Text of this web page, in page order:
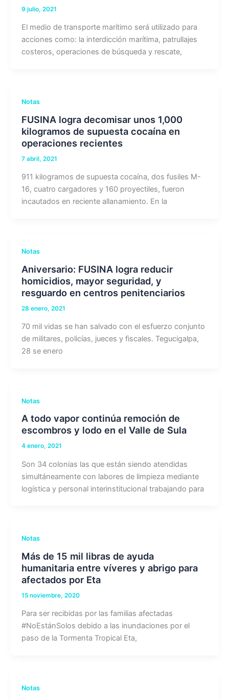
9 julio, 2021
El medio de transporte marítimo será utilizado para
acciones como: la interdicción marítima, patrullajes
costeros, operaciones de búsqueda y rescate,
Notas
FUSINA logra decomisar unos 1,000
kilogramos de supuesta cocaína en
operaciones recientes
7 abril, 2021
911 kilogramos de supuesta cocaína, dos fusiles M-
16, cuatro cargadores y 160 proyectiles, fueron
incautados en reciente allanamiento. En la
Notas
Aniversario: FUSINA logra reducir
homicidios, mayor seguridad, y
resguardo en centros penitenciarios
28 enero, 2021
70 mil vidas se han salvado con el esfuerzo conjunto
de militares, policías, jueces y fiscales. Tegucigalpa,
28 se enero
Notas
A todo vapor continúa remoción de
escombros y lodo en el Valle de Sula
4 enero, 2021
Son 34 colonias las que están siendo atendidas
simultáneamente con labores de limpieza mediante
logística y personal interinstitucional trabajando para
Notas
Más de 15 mil libras de ayuda
humanitaria entre víveres y abrigo para
afectados por Eta
15 noviembre, 2020
Para ser recibidas por las familias afectadas
#NoEstánSolos debido a las inundaciones por el
paso de la Tormenta Tropical Eta,
Notas